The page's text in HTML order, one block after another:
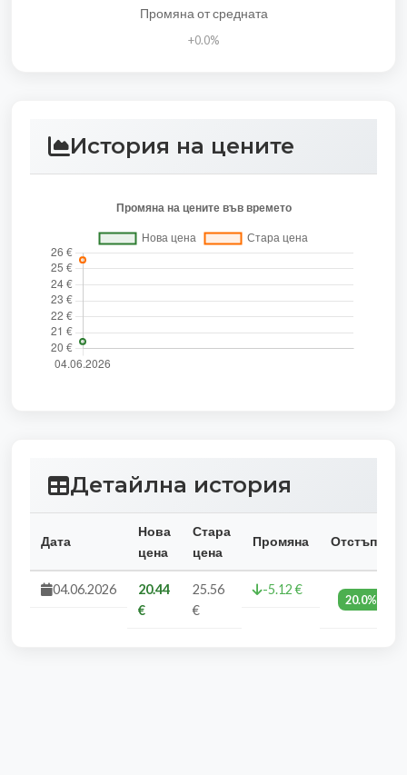
Промяна от средната
+0.0%
История на цените
Детайлна история
Дата
Нова
цена
Стара
цена
Промяна Отстъпка
04.06.2026
20.44
€
25.56
€
-5.12 €
20.0%